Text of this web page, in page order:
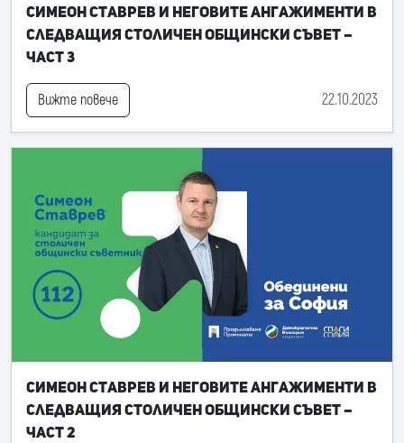
Симеон Ставрев и неговите ангажименти в
следващия Столичен общински съвет –
част 3
Вижте повече 22.10.2023
Симеон Ставрев и неговите ангажименти в
следващия Столичен общински съвет –
част 2